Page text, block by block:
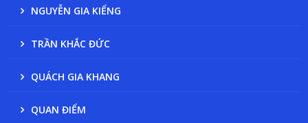
NGUYỄN GIA KIỂNG
TRẦN KHẮC ĐỨC
QUÁCH GIA KHANG
QUAN ĐIỂM